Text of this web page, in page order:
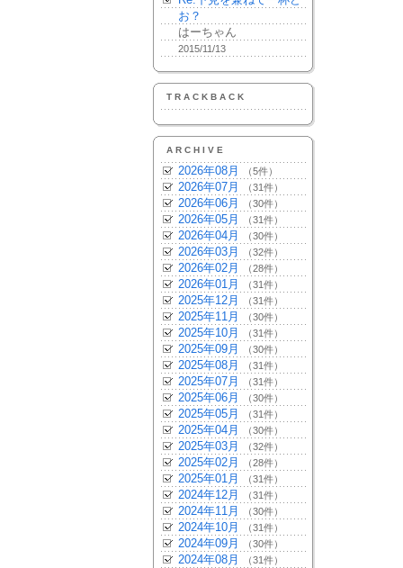
お？
はーちゃん
2015/11/13
TRACKBACK
ARCHIVE
2026年08月 （5件）
2026年07月 （31件）
2026年06月 （30件）
2026年05月 （31件）
2026年04月 （30件）
2026年03月 （32件）
2026年02月 （28件）
2026年01月 （31件）
2025年12月 （31件）
2025年11月 （30件）
2025年10月 （31件）
2025年09月 （30件）
2025年08月 （31件）
2025年07月 （31件）
2025年06月 （30件）
2025年05月 （31件）
2025年04月 （30件）
2025年03月 （32件）
2025年02月 （28件）
2025年01月 （31件）
2024年12月 （31件）
2024年11月 （30件）
2024年10月 （31件）
2024年09月 （30件）
2024年08月 （31件）